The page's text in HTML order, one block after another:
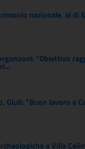
nazionale, al di
"Obiettivo
Giuli: "Buon lavoro a
a Villa